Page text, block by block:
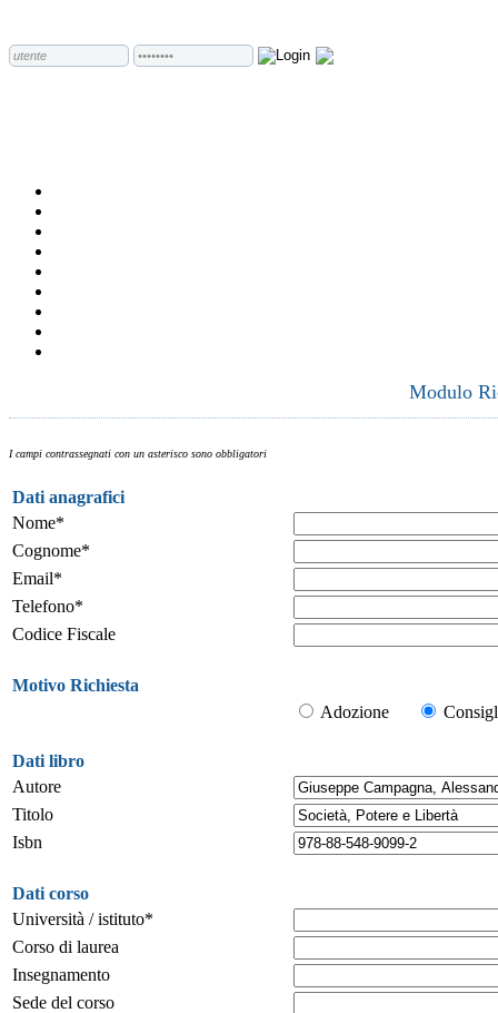
Modulo
I campi contrassegnati con un asterisco sono obbligatori
Dati anagrafici
Nome*
Cognome*
Email*
Telefono*
Codice Fiscale
Motivo Richiesta
Adozione
Dati libro
Autore
Titolo
Isbn
Dati corso
Università / istituto*
Corso di laurea
Insegnamento
Sede del corso